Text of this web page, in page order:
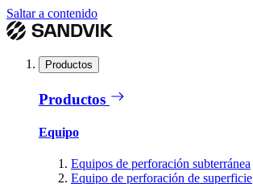
Saltar a contenido
Productos
Productos
Equipo
Equipos de perforación subterránea
Equipo de perforación de superficie